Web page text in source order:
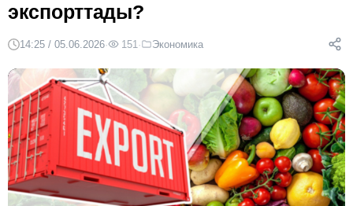
экспорттады?
14:25 / 05.06.2026· 151 · Экономика